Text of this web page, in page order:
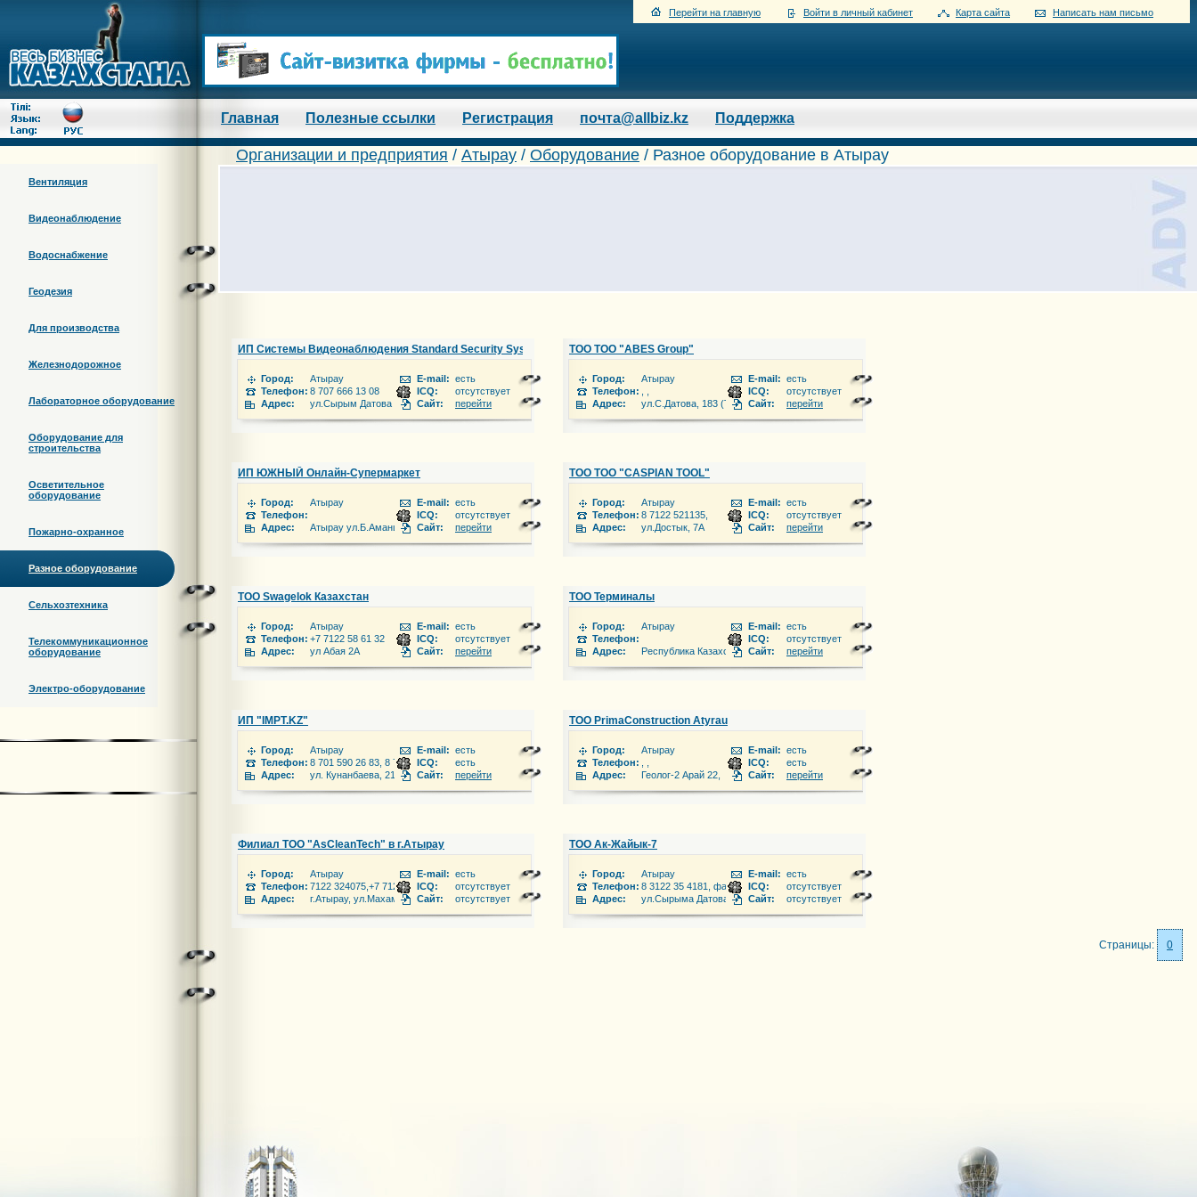
Перейти на главную Войти в личный кабинет Карта сайта Написать нам письмо
Главная Полезные ссылки Регистрация почта@allbiz.kz Поддержка
Вентиляция
Видеонаблюдение
Водоснабжение
Геодезия
Для производства
Железнодорожное
Лабораторное оборудование
Оборудование для
строительства
Осветительное
оборудование
Пожарно-охранное
Разное оборудование
Сельхозтехника
Телекоммуникационное
оборудование
Электро-оборудование
Организации и предприятия / Атырау / Оборудование / Разное оборудование в Атырау
ИП Системы Видеонаблюдения Standard Security System
Город:
Атырау
Телефон: 8 707 666 13 08
Адрес:
ул.Сырым Датова 37а
E-mail: есть
ICQ:
отсутствует
Сайт:
перейти
ТОО ТОО "ABES Group"
Город:
Атырау
Телефон:
Адрес:
ул.С.Датова, 183 (ТД «Жайык»)
E-mail: есть
ICQ:
отсутствует
Сайт:
перейти
ИП ЮЖНЫЙ Онлайн-Супермаркет
Город:
Атырау
Телефон:
Адрес:
Атырау ул.Б.Аманшина 74
E-mail: есть
ICQ:
отсутствует
Сайт:
перейти
ТОО ТОО "CASPIAN TOOL"
Город:
Атырау
Телефон: 8 7122 521135,
Адрес:
ул.Достык, 7А
E-mail: есть
ICQ:
отсутствует
Сайт:
перейти
ТОО Swagelok Казахстан
Город:
Атырау
Телефон: +7 7122 58 61 32
Адрес:
ул Абая 2А
E-mail: есть
ICQ:
отсутствует
Сайт:
перейти
ТОО Терминалы
Город:
Атырау
Телефон:
Адрес:
Республика Казахстан
E-mail: есть
ICQ:
отсутствует
Сайт:
перейти
ИП "IMPT.KZ"
Город:
Атырау
Телефон: 8 701 590 26 83, 8 777 176 87 87
Адрес:
ул. Кунанбаева, 21
E-mail: есть
ICQ:
есть
Сайт:
перейти
ТОО PrimaConstruction Atyrau
Город:
Атырау
Телефон:
Адрес:
Геолог-2 Арай 22,
E-mail: есть
ICQ:
есть
Сайт:
перейти
Филиал ТОО "AsCleanTech" в г.Атырау
Город:
Атырау
Телефон: 7122 324075,+7 7122 32 13 22
Адрес:
г.Атырау, ул.Махамбета Утемисова,100
E-mail: есть
ICQ:
отсутствует
Сайт:
отсутствует
ТОО Ак-Жайык-7
Город:
Атырау
Телефон: 8 3122 35 4181, факс: 8 3122 35 41 81
Адрес:
ул.Сырыма Датова
E-mail: есть
ICQ:
отсутствует
Сайт:
отсутствует
Страницы: 0